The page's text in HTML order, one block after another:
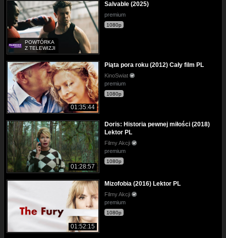
POWTÓRKA
Z TELEWIZJI
Salvable (2025)
premium
1080p
01:35:44
Piąta pora roku (2012) Cały film PL
KinoSwiat
premium
1080p
01:28:57
Doris: Historia pewnej miłości (2018)
Lektor PL
Filmy Akcji
premium
1080p
01:52:15
Mizofobia (2016) Lektor PL
Filmy Akcji
premium
1080p